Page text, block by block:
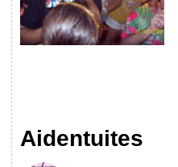
Aidentuites